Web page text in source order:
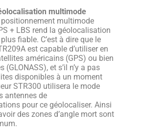
multimode
positionnement multimode
+ LBS rend la géolocalisation
fiable. C’est à dire que le
est capable d’utiliser en
américains (GPS) ou bien
(GLONASS), et s’il n’y a pas
disponibles à un moment
STR300 utilisera le mode
antennes de
pour ce géolocaliser. Ainsi
des zones d’angle mort sont